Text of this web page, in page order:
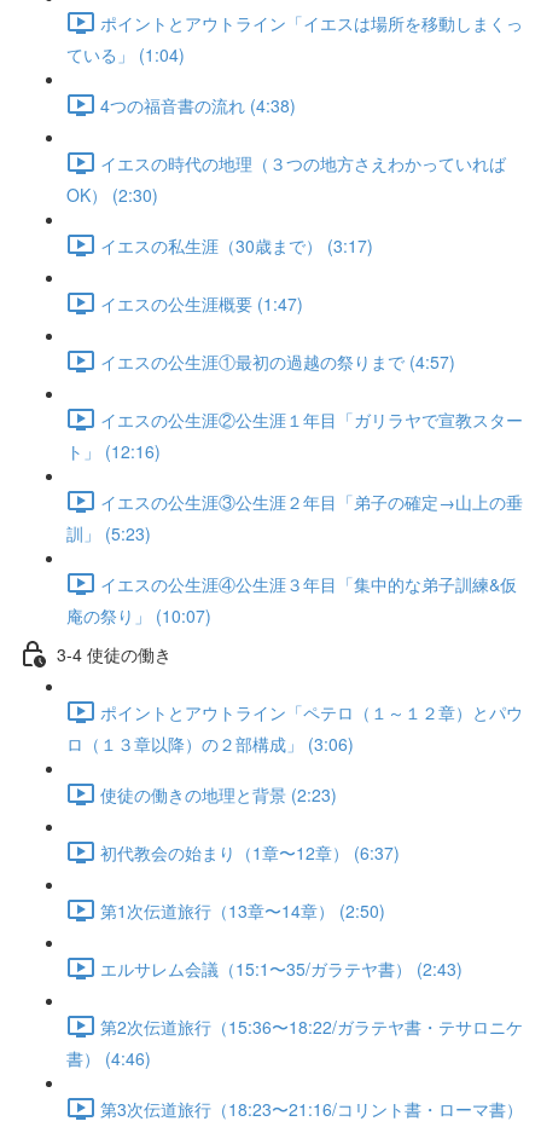
ポイントとアウトライン「イエスは場所を移動しまくっ
ている」 (1:04)
4つの福音書の流れ (4:38)
イエスの時代の地理（３つの地方さえわかっていれば
OK） (2:30)
イエスの私生涯（30歳まで） (3:17)
イエスの公生涯概要 (1:47)
イエスの公生涯①最初の過越の祭りまで (4:57)
イエスの公生涯②公生涯１年目「ガリラヤで宣教スター
ト」 (12:16)
イエスの公生涯③公生涯２年目「弟子の確定→山上の垂
訓」 (5:23)
イエスの公生涯④公生涯３年目「集中的な弟子訓練&仮
庵の祭り」 (10:07)
3-4 使徒の働き
ポイントとアウトライン「ペテロ（１～１２章）とパウ
ロ（１３章以降）の２部構成」 (3:06)
使徒の働きの地理と背景 (2:23)
初代教会の始まり（1章〜12章） (6:37)
第1次伝道旅行（13章〜14章） (2:50)
エルサレム会議（15:1〜35/ガラテヤ書） (2:43)
第2次伝道旅行（15:36〜18:22/ガラテヤ書・テサロニケ
書） (4:46)
第3次伝道旅行（18:23〜21:16/コリント書・ローマ書）